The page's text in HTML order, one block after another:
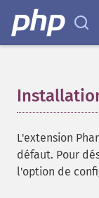
L'extension
défaut. Pour
l'option de